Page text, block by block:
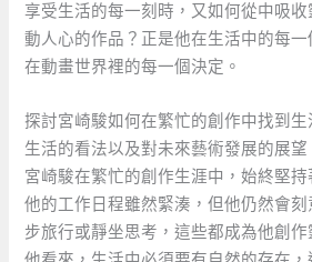
享受生活的每一刻時，又如何從中吸
動人心的作品？正是他在生活中的每
在動畫世界裡的每一個決定。
探討宮崎駿如何在繁忙的創作中找到
生活的看法以及對未來藝術發展的展望
宮崎駿在繁忙的創作生涯中，始終堅持
他的工作日程雖然緊湊，但他仍然會
步旅行或靜坐思考，這些都成為他創